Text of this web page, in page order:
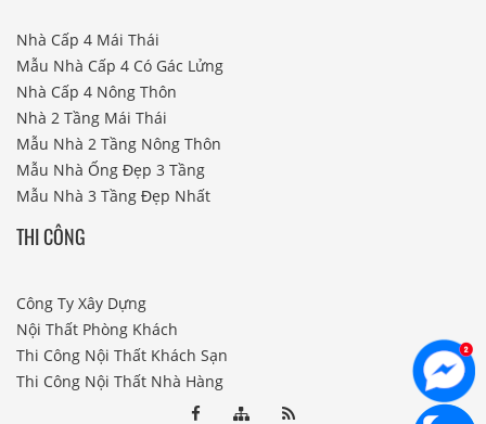
Nhà Cấp 4 Mái Thái
Mẫu Nhà Cấp 4 Có Gác Lửng
Nhà Cấp 4 Nông Thôn
Nhà 2 Tầng Mái Thái
Mẫu Nhà 2 Tầng Nông Thôn
Mẫu Nhà Ống Đẹp 3 Tầng
Mẫu Nhà 3 Tầng Đẹp Nhất
THI CÔNG
Công Ty Xây Dựng
Nội Thất Phòng Khách
Thi Công Nội Thất Khách Sạn
Thi Công Nội Thất Nhà Hàng